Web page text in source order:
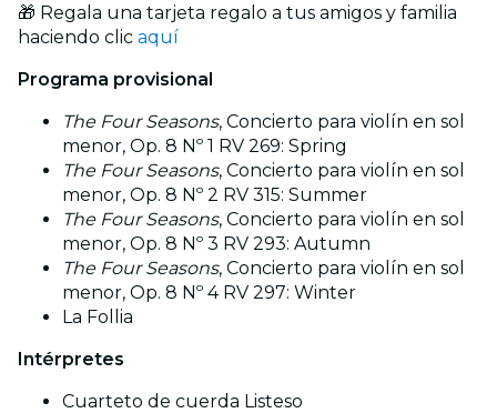
🎁 Regala una tarjeta regalo a tus amigos y familia
haciendo clic aquí
Programa provisional
The Four Seasons, Concierto para violín en sol
menor, Op. 8 Nº 1 RV 269: Spring
The Four Seasons, Concierto para violín en sol
menor, Op. 8 Nº 2 RV 315: Summer
The Four Seasons, Concierto para violín en sol
menor, Op. 8 Nº 3 RV 293: Autumn
The Four Seasons, Concierto para violín en sol
menor, Op. 8 Nº 4 RV 297: Winter
La Follia
Intérpretes
Cuarteto de cuerda Listeso